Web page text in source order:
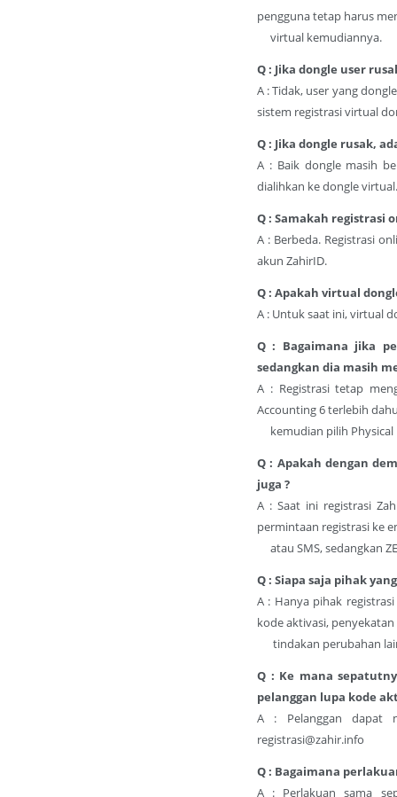
pengguna tetap harus
virtual kemudiannya.
Q : Jika dongle user
A : Tidak, user yang
sistem registrasi virtual
Q : Jika dongle rusak,
A : Baik dongle masih
dialihkan ke dongle virtual.
Q : Samakah registrasi
A : Berbeda. Registrasi
akun ZahirID.
Q : Apakah virtual
A : Untuk saat ini, virtual
Q : Bagaimana jika
sedangkan dia masih
A : Registrasi tetap
Accounting 6 terlebih
kemudian pilih Physical
Q : Apakah dengan
juga ?
A : Saat ini registrasi
permintaan registrasi ke
atau SMS, sedangkan
Q : Siapa saja pihak
A : Hanya pihak
kode aktivasi,
tindakan perubahan
Q : Ke mana
pelanggan lupa kode
A : Pelanggan dapat
registrasi@zahir.info
Q : Bagaimana
A : Perlakuan sama